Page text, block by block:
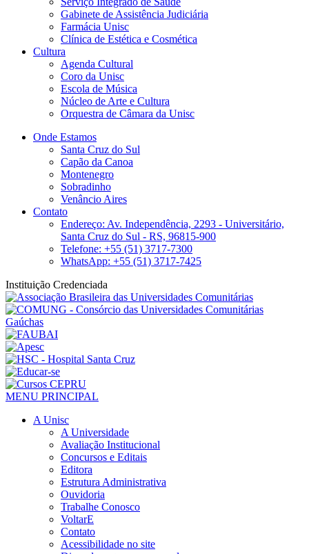
Gabinete de Assistência Judiciária
Farmácia Unisc
Clínica de Estética e Cosmética
Cultura
Agenda Cultural
Coro da Unisc
Escola de Música
Núcleo de Arte e Cultura
Orquestra de Câmara da Unisc
Onde Estamos
Santa Cruz do Sul
Capão da Canoa
Montenegro
Sobradinho
Venâncio Aires
Contato
Endereço: Av. Independência, 2293 - Universitário,
Santa Cruz do Sul - RS, 96815-900
Telefone: +55 (51) 3717-7300
WhatsApp: +55 (51) 3717-7425
Instituição Credenciada
MENU PRINCIPAL
A Unisc
A Universidade
Avaliação Institucional
Concursos e Editais
Editora
Estrutura Administrativa
Ouvidoria
Trabalhe Conosco
VoltarE
Contato
Acessibilidade no site